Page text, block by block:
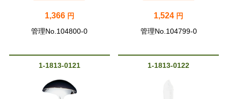
1,366 円
管理No.104800-0
1,524 円
管理No.104799-0
1-1813-0121 1-1813-0122